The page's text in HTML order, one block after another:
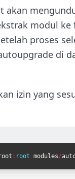
akan
modul ke
proses
di
izin yang
: root modules/